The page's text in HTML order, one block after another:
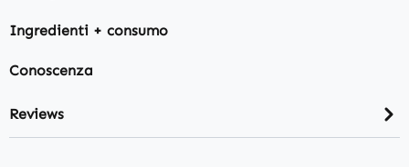
Ingredienti + consumo
Conoscenza
Reviews